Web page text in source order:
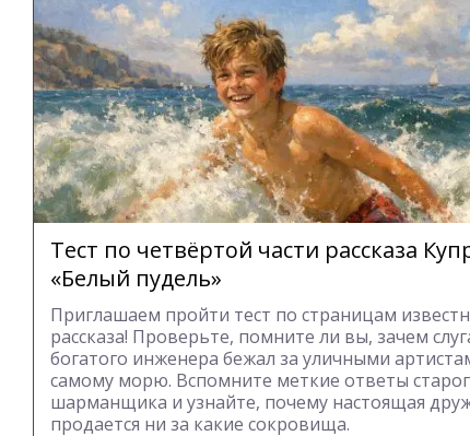
Тест по четвёртой части рассказа
«Белый пудель»
Приглашаем пройти тест по страницам
рассказа! Проверьте, помните ли вы, зачем
богатого инженера бежал за уличными
самому морю. Вспомните меткие ответы
шарманщика и узнайте, почему настоящая
продается ни за какие сокровища.